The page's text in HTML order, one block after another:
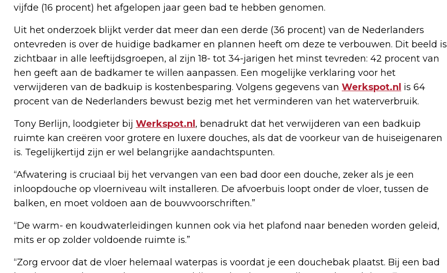
vijfde (16 procent) het afgelopen jaar geen bad te hebben genomen.
Uit het onderzoek blijkt verder dat meer dan een derde (36 procent) van de Nederlanders
ontevreden is over de huidige badkamer en plannen heeft om deze te verbouwen. Dit beeld is
zichtbaar in alle leeftijdsgroepen, al zijn 18- tot 34-jarigen het minst tevreden: 42 procent van
hen geeft aan de badkamer te willen aanpassen. Een mogelijke verklaring voor het
verwijderen van de badkuip is kostenbesparing. Volgens gegevens van Werkspot.nl is 64
procent van de Nederlanders bewust bezig met het verminderen van het waterverbruik.
Tony Berlijn, loodgieter bij Werkspot.nl , benadrukt dat het verwijderen van een badkuip
ruimte kan creëren voor grotere en luxere douches, als dat de voorkeur van de huiseigenaren
is. Tegelijkertijd zijn er wel belangrijke aandachtspunten.
“Afwatering is cruciaal bij het vervangen van een bad door een douche, zeker als je een
inloopdouche op vloerniveau wilt installeren. De afvoerbuis loopt onder de vloer, tussen de
balken, en moet voldoen aan de bouwvoorschriften.”
“De warm- en koudwaterleidingen kunnen ook via het plafond naar beneden worden geleid,
mits er op zolder voldoende ruimte is.”
“Zorg ervoor dat de vloer helemaal waterpas is voordat je een douchebak plaatst. Bij een bad